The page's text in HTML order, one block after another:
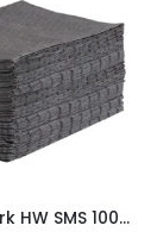
Universal ark HW SMS 100 stk